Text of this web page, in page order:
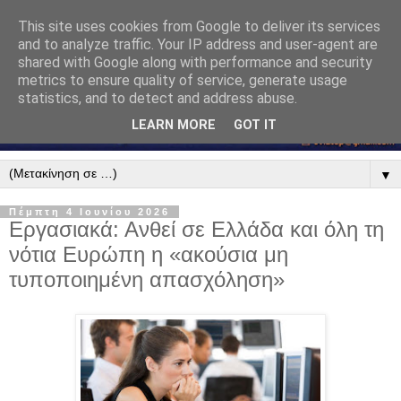
▼
Πέμπτη 4 Ιουνίου 2026
Εργασιακά: Ανθεί σε Ελλάδα και όλη τη
νότια Ευρώπη η «ακούσια μη
τυποποιημένη απασχόληση»
This site uses cookies from Google to deliver its services
and to analyze traffic. Your IP address and user-agent are
shared with Google along with performance and security
metrics to ensure quality of service, generate usage
statistics, and to detect and address abuse.
LEARN MORE GOT IT